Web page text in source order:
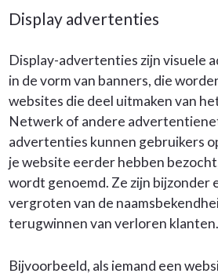
Display advertenties
Display-advertenties zijn visuele
in de vorm van banners, die
websites die deel uitmaken van
Netwerk of andere
advertenties kunnen gebruikers
je website eerder hebben
wordt genoemd. Ze zijn
vergroten van de
terugwinnen van verloren klanten.
Bijvoorbeeld, als iemand een